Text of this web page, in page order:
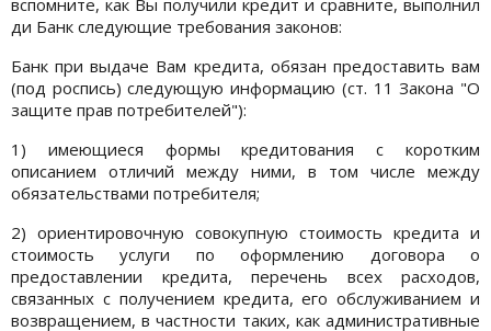
ди Банк следующие требования законов:
Банк при выдаче Вам кредита, обязан предоставить вам
(под роспись) следующую информацию (ст. 11 Закона "О
защите прав потребителей"):
1) имеющиеся формы кредитования с коротким
описанием отличий между ними, в том числе между
обязательствами потребителя;
2) ориентировочную совокупную стоимость кредита и
стоимость услуги по оформлению договора о
предоставлении кредита, перечень всех расходов,
связанных с получением кредита, его обслуживанием и
возвращением, в частности таких, как административные